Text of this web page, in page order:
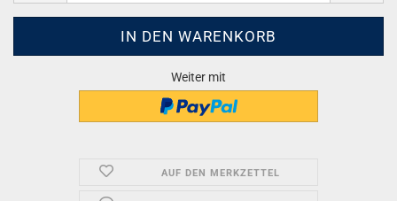
Weiter mit
AUF DEN MERKZETTEL